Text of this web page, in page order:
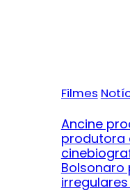
Filmes
Ancine
produtora